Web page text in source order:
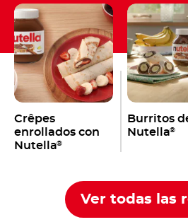
Crêpes
enrollados con
Nutella®
Burritos
Nutella®
Ver todas las